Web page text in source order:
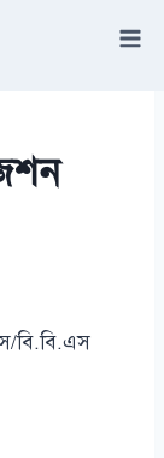
বি.বি.এস